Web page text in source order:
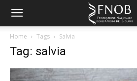
Home Tags Salvia
Tag: salvia